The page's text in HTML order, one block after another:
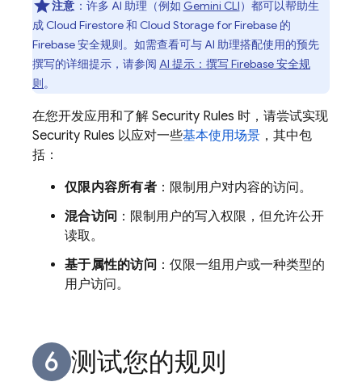
注意 ： 许多 AI 助理（例如 Gemini CLI）都可以帮助生
成 Cloud Firestore和 Cloud Storage for Firebase 的
Firebase 安全规则。如需查看可与 AI 助理搭配使用的预先
撰写的详细提示，请参阅 AI 提示：撰写 Firebase 安全规
则。
在您开发应用和了解 Security Rules 时，请尝试实现
Security Rules 以应对一些基本使用场景 ，其中包
括：
仅限内容所有者：限制用户对内容的访问。
混合访问 ：限制用户的写入权限，但允许公开
读取。
基于属性的访问 ：仅限一组用户或一种类型的
用户访问。
测试您的规则